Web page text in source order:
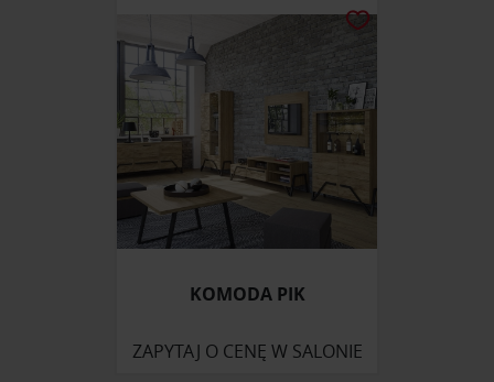
KOMODA PIK
ZAPYTAJ O CENĘ W SALONIE